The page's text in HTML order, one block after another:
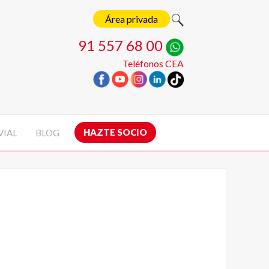
Área privada
91 557 68 00
Teléfonos CEA
BLOG HAZTE SOCIO